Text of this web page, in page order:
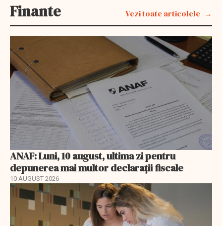
Finante Vezi toate articolele
ANAF: Luni, 10 august, ultima zi pentru
depunerea mai multor declarații fiscale
10 AUGUST 2026